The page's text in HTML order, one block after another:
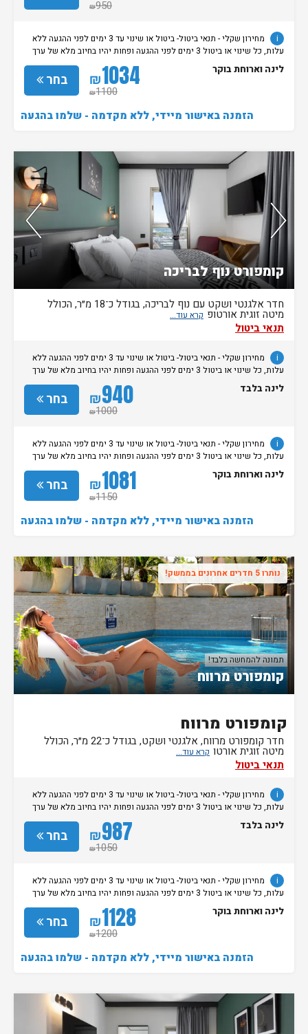
₪950
i
מחירון שקלי - תנאי ביטול- ביטול או שינוי עד 3 ימים לפני ההגעה ללא
עלות, כל שינוי או ביטול 3 ימים לפני ההגעה ופחות יהיו בחיוב מלא של ערך
ההזמנה.
בחר ₪1034
₪1100
לינה וארוחת בוקר
הזמנה באישור מיידי, ללא מקדמה - שלמו בהגעה
נותרו 5 חדרים אחרונים בממשק!
קומפורט נוף לבריכה
חדר אלגנטי ושקט עם נוף לבריכה, בגודל כ־18 מ״ר, הכולל
מיטה זוגית אורטופ
תנאי ביטול
i
מחירון שקלי - תנאי ביטול- ביטול או שינוי עד 3 ימים לפני ההגעה ללא
עלות, כל שינוי או ביטול 3 ימים לפני ההגעה ופחות יהיו בחיוב מלא של ערך
ההזמנה.
בחר ₪940
₪1000
לינה בלבד
i
מחירון שקלי - תנאי ביטול- ביטול או שינוי עד 3 ימים לפני ההגעה ללא
עלות, כל שינוי או ביטול 3 ימים לפני ההגעה ופחות יהיו בחיוב מלא של ערך
ההזמנה.
בחר ₪1081
₪1150
לינה וארוחת בוקר
הזמנה באישור מיידי, ללא מקדמה - שלמו בהגעה
נותרו 5 חדרים אחרונים בממשק!
קומפורט מרווח
תמונה להמחשה בלבד!
קומפורט מרווח
חדר קומפורט מרווח, אלגנטי ושקט, בגודל כ־22 מ״ר, הכולל
מיטה זוגית אורטו
תנאי ביטול
i
מחירון שקלי - תנאי ביטול- ביטול או שינוי עד 3 ימים לפני ההגעה ללא
עלות, כל שינוי או ביטול 3 ימים לפני ההגעה ופחות יהיו בחיוב מלא של ערך
ההזמנה.
בחר ₪987
₪1050
לינה בלבד
i
מחירון שקלי - תנאי ביטול- ביטול או שינוי עד 3 ימים לפני ההגעה ללא
עלות, כל שינוי או ביטול 3 ימים לפני ההגעה ופחות יהיו בחיוב מלא של ערך
ההזמנה.
בחר ₪1128
₪1200
לינה וארוחת בוקר
הזמנה באישור מיידי, ללא מקדמה - שלמו בהגעה
נותרו 4 חדרים אחרונים בממשק!